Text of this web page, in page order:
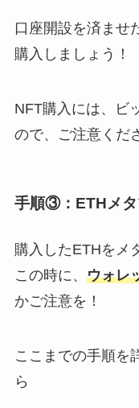
口座開設を済ませ
購入しましょう！
NFT購入には、ビ
ので、ご注意くだ
手順③：ETHメタ
購入したETHをメ
この時に、 ウォレ
かご注意を！
ここまでの手順を
ら